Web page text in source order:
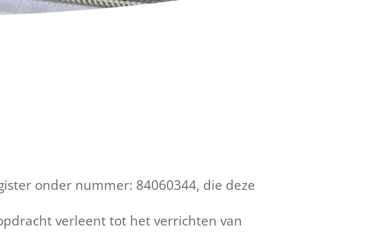
onder nummer: 84060344, die deze
verleent tot het verrichten van